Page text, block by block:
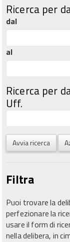
Ricerca per
dal
al
Ricerca per
Uff.
Avvia ricerca
Filtra
Puoi trovare la
perfezionare la
usare il form di
nella delibera, in